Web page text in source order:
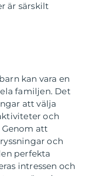
är särskilt
kan vara en
familjen. Det
att välja
och
att
och
perfekta
intressen och